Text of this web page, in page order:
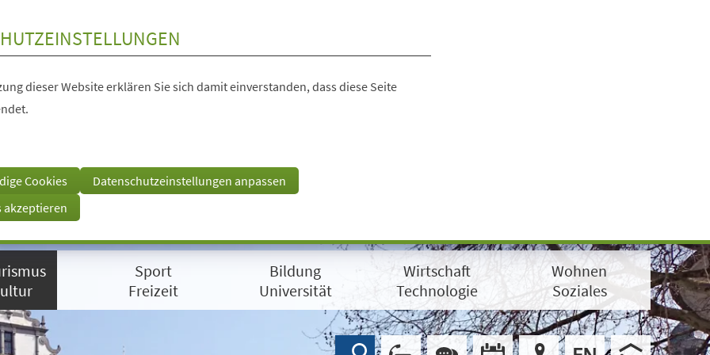
dieser Website erklären Sie sich damit einverstanden, dass diese Seite
Cookies
Datenschutzeinstellungen anpassen
akzeptieren
Sport
Freizeit
Bildung
Universität
Wirtschaft
Technologie
Wohnen
Soziales